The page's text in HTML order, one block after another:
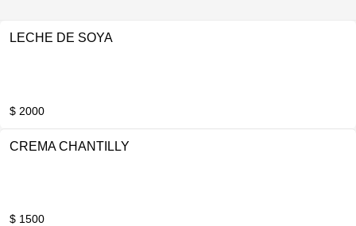
LECHE DE SOYA
$ 2000
CREMA CHANTILLY
$ 1500